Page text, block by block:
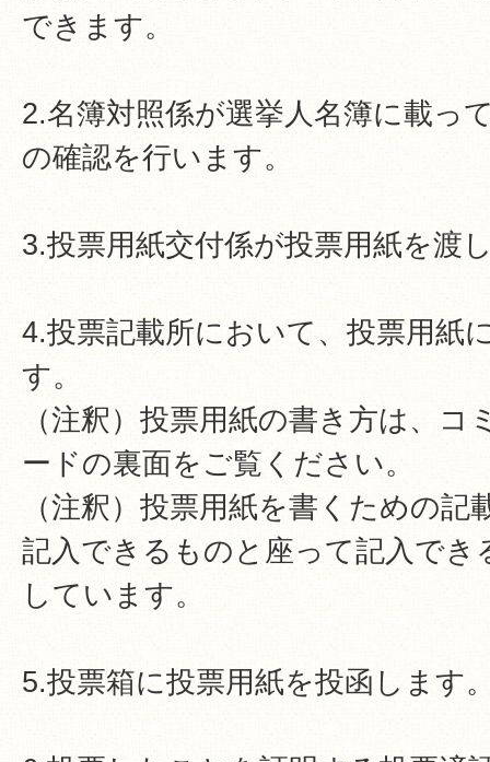
できます。
2.名簿対照係が選挙人名簿に載っ
の確認を行います。
3.投票用紙交付係が投票用紙を渡
4.投票記載所において、投票用紙
す。
（注釈）投票用紙の書き方は、
ードの裏面をご覧ください。
（注釈）投票用紙を書くための
記入できるものと座って記入でき
しています。
5.投票箱に投票用紙を投函します